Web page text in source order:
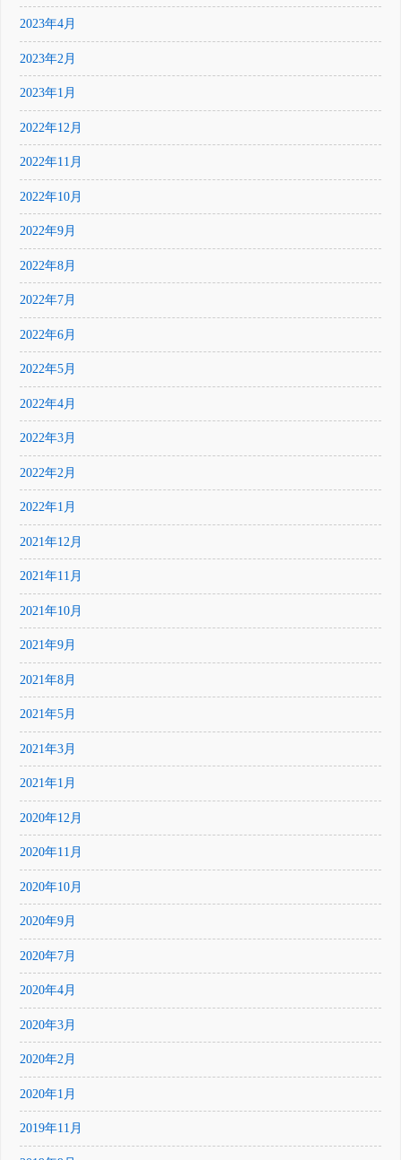
2023年4月
2023年2月
2023年1月
2022年12月
2022年11月
2022年10月
2022年9月
2022年8月
2022年7月
2022年6月
2022年5月
2022年4月
2022年3月
2022年2月
2022年1月
2021年12月
2021年11月
2021年10月
2021年9月
2021年8月
2021年5月
2021年3月
2021年1月
2020年12月
2020年11月
2020年10月
2020年9月
2020年7月
2020年4月
2020年3月
2020年2月
2020年1月
2019年11月